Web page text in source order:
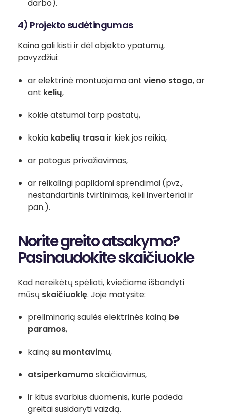
darbo).
4) Projekto sudėtingumas
Kaina gali kisti ir dėl objekto ypatumų,
pavyzdžiui:
ar elektrinė montuojama ant vieno stogo, ar
ant kelių,
kokie atstumai tarp pastatų,
kokia kabelių trasair kiek jos reikia,
ar patogus privažiavimas,
ar reikalingi papildomi sprendimai (pvz.,
nestandartinis tvirtinimas, keli inverteriai ir
pan.).
Norite greito atsakymo?
Pasinaudokite skaičiuokle
Kad nereikėtų spėlioti, kviečiame išbandyti
mūsų skaičiuoklę. Joje matysite:
preliminarią saulės elektrinės kainą be
paramos,
kainą su montavimu,
atsiperkamumo skaičiavimus,
ir kitus svarbius duomenis, kurie padeda
greitai susidaryti vaizdą.